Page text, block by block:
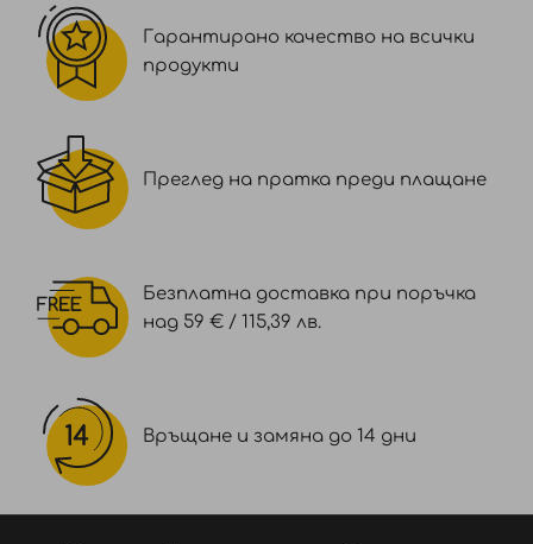
Гарантирано качество на всички
продукти
Преглед на пратка преди плащане
Безплатна доставка при поръчка
над 59 € / 115,39 лв.
Връщане и замяна до 14 дни